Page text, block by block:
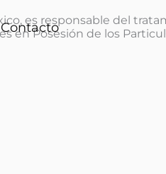
Contacto
es responsable del
Posesión de los